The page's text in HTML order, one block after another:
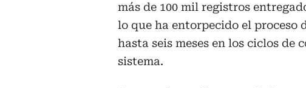
más de 100 mil registros
lo que ha entorpecido el proceso
hasta seis meses en los ciclos de
sistema.